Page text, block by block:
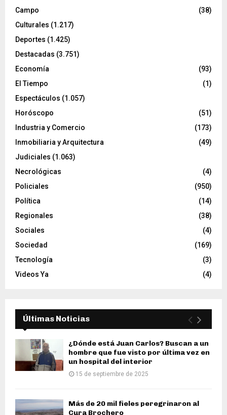
Campo
(38)
Culturales (1.217)
Deportes (1.425)
Destacadas (3.751)
Economía
(93)
El Tiempo
(1)
Espectáculos (1.057)
Horóscopo
(51)
Industria y Comercio
(173)
Inmobiliaria y Arquitectura
(49)
Judiciales (1.063)
Necrológicas
(4)
Policiales
(950)
Política
(14)
Regionales
(38)
Sociales
(4)
Sociedad
(169)
Tecnología
(3)
Videos Ya
(4)
Últimas Noticias
¿Dónde está Juan Carlos? Buscan a un
hombre que fue visto por última vez en
un hospital del interior
15 de septiembre de 2025
Más de 20 mil fieles peregrinaron al
Cura Brochero